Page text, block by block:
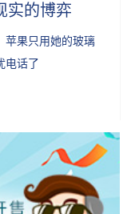
实的博弈
苹果只用她的玻璃
电话了